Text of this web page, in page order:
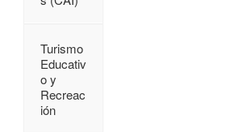
Turismo
Educativ
o y
Recreac
ión